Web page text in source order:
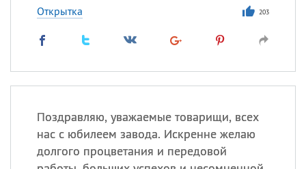
Открытка 203
Поздравляю, уважаемые товарищи, всех
нас с юбилеем завода. Искренне желаю
долгого процветания и передовой